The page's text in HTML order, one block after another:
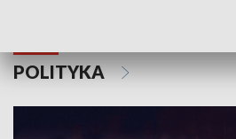
POLITYKA